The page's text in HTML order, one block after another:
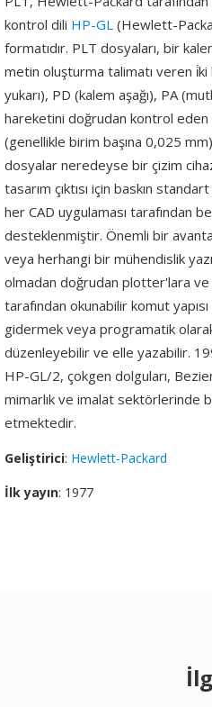
kontrol dili HP-GL (Hewlett-
formatıdır. PLT dosyaları, bir
metin oluşturma talimatı veren
yukarı), PD (kalem aşağı), PA
hareketini doğrudan kontrol
(genellikle birim başına 0,025
dosyalar neredeyse bir çizim
tasarım çıktısı için baskın
her CAD uygulaması tarafından
desteklenmiştir. Önemli bir
veya herhangi bir mühendislik
olmadan doğrudan plotter'lara ve
tarafından okunabilir komut
gidermek veya programatik
düzenleyebilir ve elle yazabilir.
HP-GL/2, çokgen dolguları,
mimarlık ve imalat sektörlerinde
etmektedir.
Geliştirici: Hewlett-Packard
İlk yayın: 1977